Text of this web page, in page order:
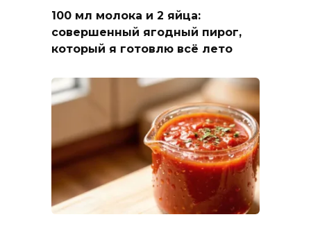
100 мл молока и 2 яйца:
совершенный ягодный пирог,
который я готовлю всё лето